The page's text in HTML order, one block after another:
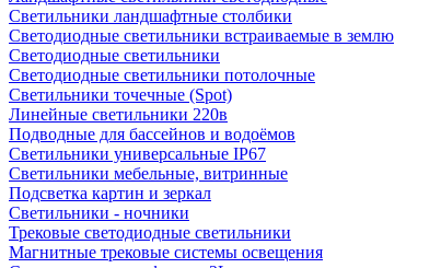
Светильники ландшафтные столбики
Светодиодные светильники встраиваемые в землю
Светодиодные светильники
Светодиодные светильники потолочные
Светильники точечные (Spot)
Линейные светильники 220в
Подводные для бассейнов и водоёмов
Светильники универсальные IP67
Светильники мебельные, витринные
Подсветка картин и зеркал
Светильники - ночники
Трековые светодиодные светильники
Магнитные трековые системы освещения